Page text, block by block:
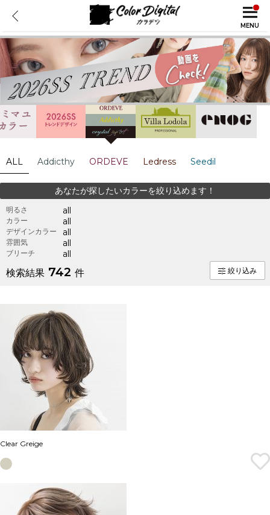
MENU
ALL Addicthy ORDEVE Ledress Seedil
あなたが探したいカラーを絞り込めます！
明るさ all
カラー all
デザインカラー all
雰囲気 all
ブリーチ all
検索結果 742 件 絞り込み
Clear Greige